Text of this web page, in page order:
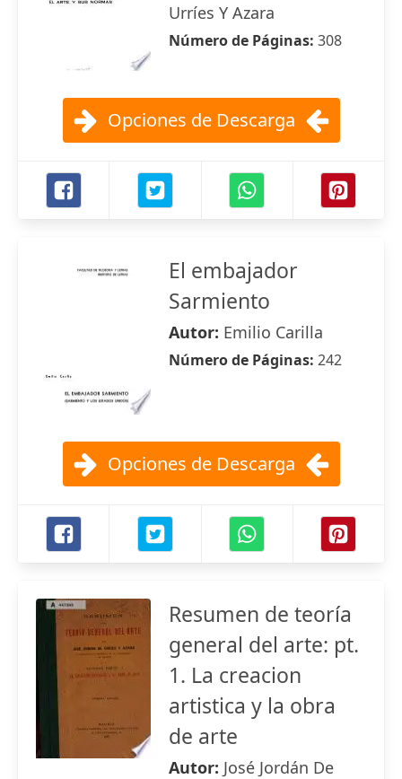
Urríes Y Azara
Número de Páginas: 308
Opciones de Descarga
El embajador
Sarmiento
Autor: Emilio Carilla
Número de Páginas: 242
Opciones de Descarga
Resumen de teoría
general del arte: pt.
1. La creacion
artistica y la obra
de arte
Autor: José Jordán De